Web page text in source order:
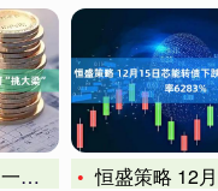
梁”
恒盛策略 12月15日芯能转债下跌